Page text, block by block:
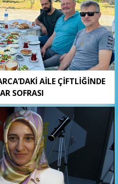
AİLE ÇİFTLİĞİNDE
SOFRASI